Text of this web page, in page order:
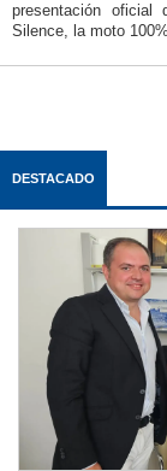
presentación
Silence, la moto
DESTACADO